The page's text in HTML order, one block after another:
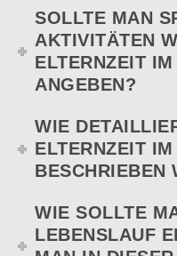
SOLLTE MAN
AKTIVITÄTEN
ELTERNZEIT
ANGEBEN?
WIE
ELTERNZEIT
BESCHRIEBEN
WIE SOLLTE
LEBENSLAUF